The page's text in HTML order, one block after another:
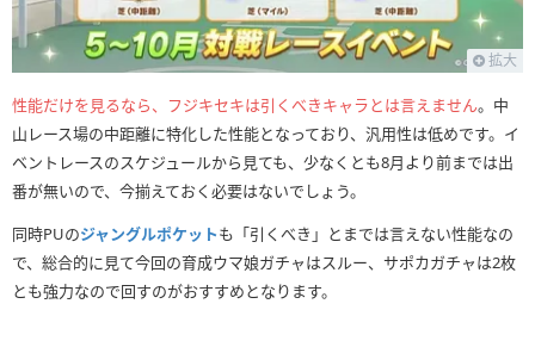
拡大
性能だけを見るなら、フジキセキは引くべきキャラとは言えません。中
山レース場の中距離に特化した性能となっており、汎用性は低めです。イ
ベントレースのスケジュールから見ても、少なくとも8月より前までは出
番が無いので、今揃えておく必要はないでしょう。
同時PUのジャングルポケットも「引くべき」とまでは言えない性能なの
で、総合的に見て今回の育成ウマ娘ガチャはスルー、サポカガチャは2枚
とも強力なので回すのがおすすめとなります。